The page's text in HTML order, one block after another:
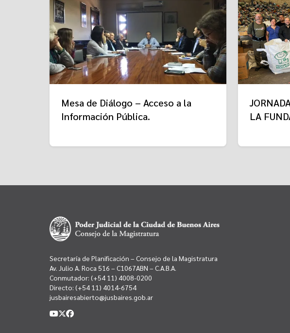
Mesa de Diálogo – Acceso a la
Información Pública.
LA
Secretaría de Planificación – Consejo de la Magistratura
Av. Julio A. Roca 516 – C1067ABN – C.A.B.A.
Conmutador: (+54 11) 4008-0200
Directo: (+54 11) 4014-6754
jusbairesabierto@jusbaires.gob.ar